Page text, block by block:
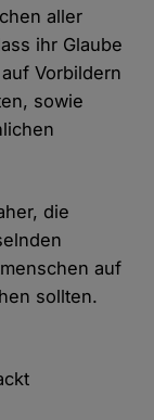
aller
ihr Glaube
Vorbildern
sowie
die
auf
sollten.